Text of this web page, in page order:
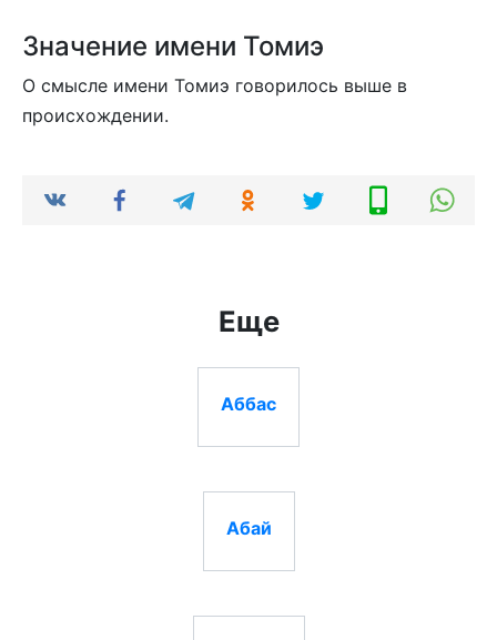
Значение имени Томиэ
О смысле имени Томиэ говорилось выше в
происхождении.
Еще
Аббас
Абай